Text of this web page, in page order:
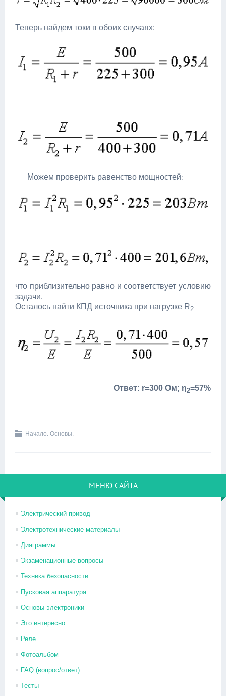
Теперь найдем токи в обоих случаях:
Можем проверить равенство мощностей:
что приблизительно равно и соответствует условию
задачи.
Осталось найти КПД источника при нагрузке R2
Ответ: r=300 Ом; η­2=57%
Начало. Основы.
МЕНЮ САЙТА
Электрический привод
Электротехнические материалы
Диаграммы
Экзаменационные вопросы
Техника безопасности
Пусковая аппаратура
Основы электроники
Это интересно
Реле
Фотоальбом
FAQ (вопрос/ответ)
Тесты